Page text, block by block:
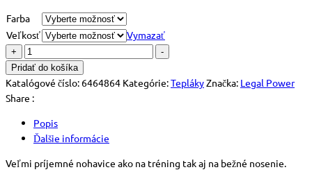
Farba
Veľkosť
Vymazať
+
množstvo
Fitness
tepláky
6464-
-
Pridať do košíka
Katalógové číslo: 6464864 Kategórie:TeplákyZnačka: Legal Power
Share :
Popis
Ďalšie informácie
Veľmi príjemné nohavice ako na tréning tak aj na bežné nosenie.